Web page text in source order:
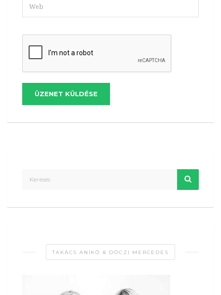
ÜZENET KÜLDÉSE
TAKÁCS ANIKÓ & DÓCZI MERCEDES